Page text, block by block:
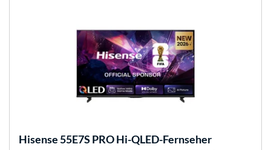
Hisense55E7S PRO Hi-QLED-Fernseher